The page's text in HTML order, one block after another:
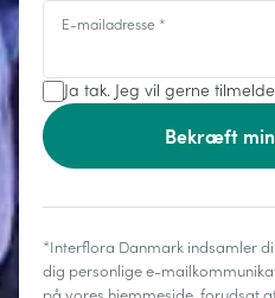
E-mailadresse *
Ja tak. Jeg vil gerne
Bekræft
*Interflora Danmark indsamler
dig personlige e-